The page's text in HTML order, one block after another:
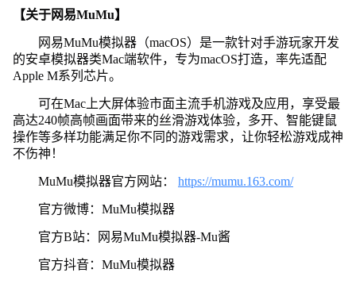
【关于网易MuMu】
网易MuMu模拟器（macOS）是一款针对手游玩家开发
的安卓模拟器类Mac端软件，专为macOS打造，率先适配
Apple M系列芯片。
可在Mac上大屏体验市面主流手机游戏及应用，享受最
高达240帧高帧画面带来的丝滑游戏体验，多开、智能键鼠
操作等多样功能满足你不同的游戏需求，让你轻松游戏成神
不伤神！
MuMu模拟器官方网站： https://mumu.163.com/
官方微博：MuMu模拟器
官方B站：网易MuMu模拟器-Mu酱
官方抖音：MuMu模拟器